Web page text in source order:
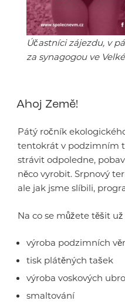
Účastníci zájezdu, v
za synagogou ve
Ahoj Země!
Pátý ročník
tentokrát v podzimním
strávit odpoledne,
něco vyrobit. Srpnový
ale jak jsme slíbili,
Na co se můžete těšit už
výroba podzimních
tisk plátěných tašek
výroba voskových
smaltování